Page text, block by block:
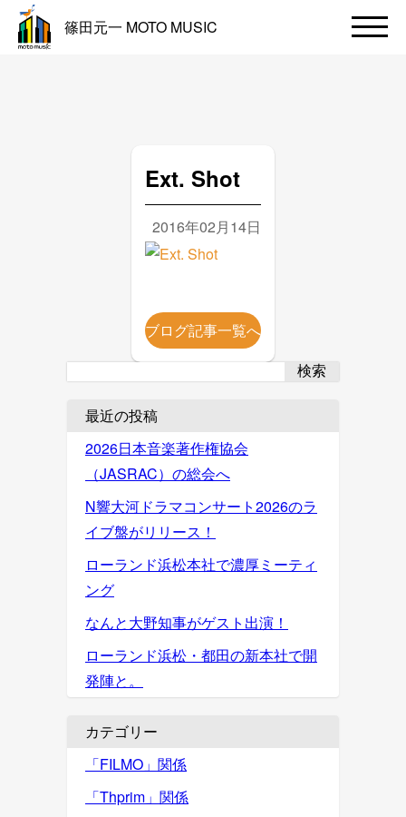
篠田元一 MOTO MUSIC
Ext. Shot
2016年02月14日
ブログ記事一覧へ
検索
最近の投稿
2026日本音楽著作権協会
（JASRAC）の総会へ
N響大河ドラマコンサート2026のラ
イブ盤がリリース！
ローランド浜松本社で濃厚ミーティ
ング
なんと大野知事がゲスト出演！
ローランド浜松・都田の新本社で開
発陣と。
カテゴリー
「FILMO」関係
「Thprim」関係